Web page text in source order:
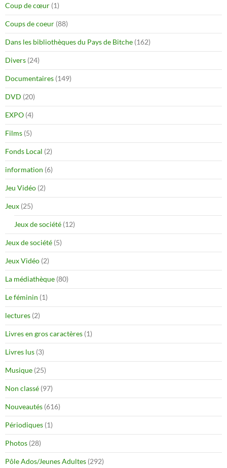
Coup de cœur (1)
Coups de coeur (88)
Dans les bibliothèques du Pays de Bitche (162)
Divers (24)
Documentaires (149)
DVD (20)
EXPO (4)
Films (5)
Fonds Local (2)
information (6)
Jeu Vidéo (2)
Jeux (25)
Jeux de société (12)
Jeux de société (5)
Jeux Vidéo (2)
La médiathèque (80)
Le féminin (1)
lectures (2)
Livres en gros caractères (1)
Livres lus (3)
Musique (25)
Non classé (97)
Nouveautés (616)
Périodiques (1)
Photos (28)
Pôle Ados/Jeunes Adultes (292)